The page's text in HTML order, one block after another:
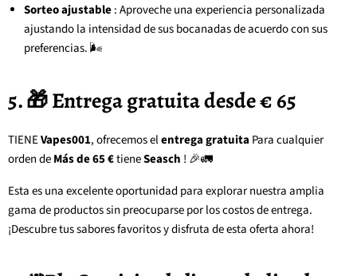
Sorteo ajustable: Aproveche una experiencia personalizada
ajustando la intensidad de sus bocanadas de acuerdo con sus
preferencias. 🌬️
5. 🎁 Entrega gratuita desde € 65
TIENEVapes001, ofrecemos elentrega gratuita Para cualquier
orden deMás de 65 €tieneSeasch ! 🎉🚛
Esta es una excelente oportunidad para explorar nuestra amplia
gama de productos sin preocuparse por los costos de entrega.
¡Descubre tus sabores favoritos y disfruta de esta oferta ahora!